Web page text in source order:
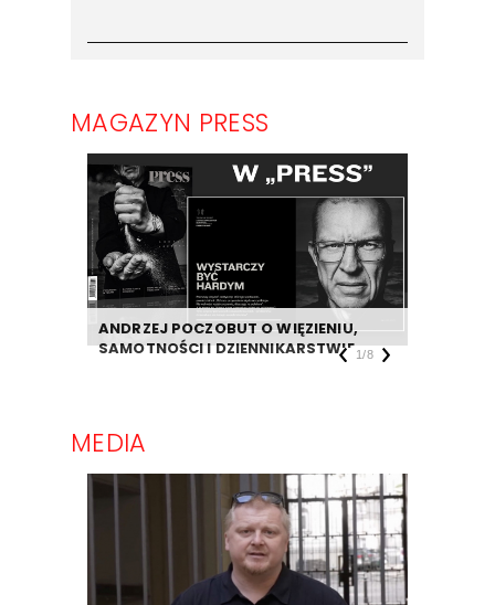
MAGAZYN PRESS
ANDRZEJ POCZOBUT O WIĘZIENIU,
SAMOTNOŚCI I DZIENNIKARSTWIE1/8
MEDIA